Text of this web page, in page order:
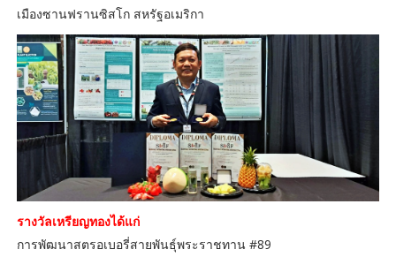
เมืองซานฟรานซิสโก สหรัฐอเมริกา
รางวัลเหรียญทองได้แก่
การพัฒนาสตรอเบอรี่สายพันธุ์พระราชทาน #89